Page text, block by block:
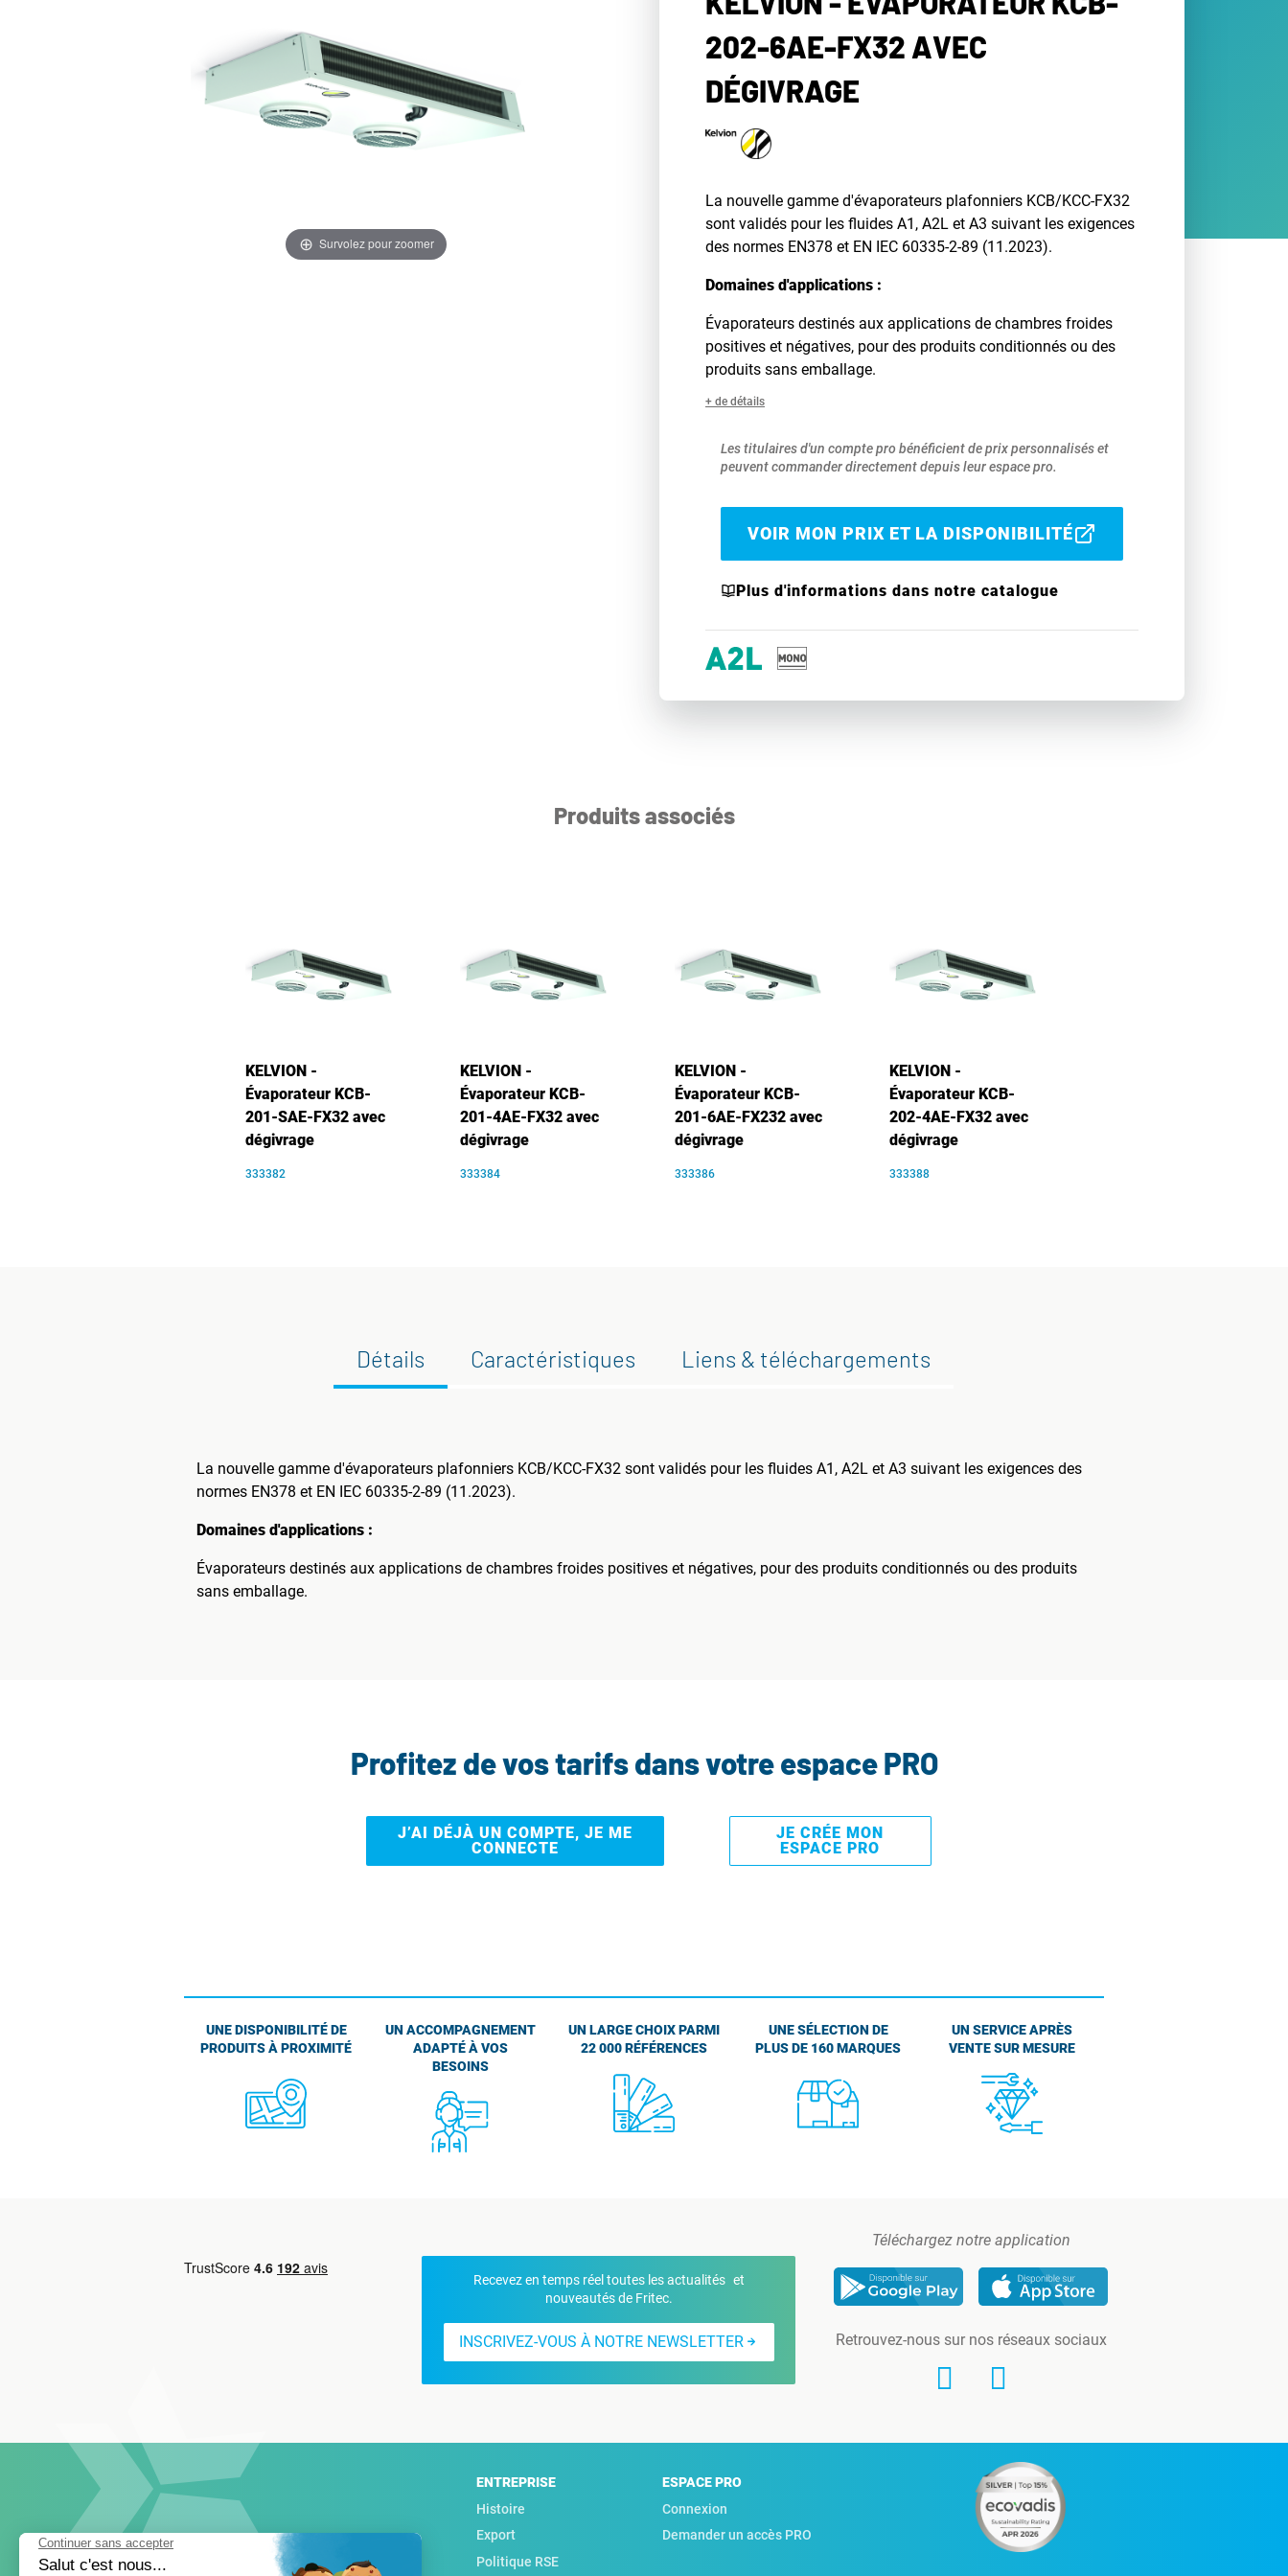
Survolez pour zoomer
202-6AE-FX32 AVEC
DÉGIVRAGE
La nouvelle gamme d'évaporateurs plafonniers KCB/KCC-FX32
sont validés pour les fluides A1, A2L et A3 suivant les exigences
des normes EN378 et EN IEC 60335-2-89 (11.2023).
Domaines d'applications :
Évaporateurs destinés aux applications de chambres froides
positives et négatives, pour des produits conditionnés ou des
produits sans emballage.
+ de détails
Les titulaires d'un compte pro bénéficient de prix personnalisés et
peuvent commander directement depuis leur espace pro.
VOIR MON PRIX ET LA DISPONIBILITÉ
Plus d'informations dans notre catalogue
Produits associés
KELVION -
Évaporateur KCB-
201-SAE-FX32 avec
dégivrage
333382
KELVION -
Évaporateur KCB-
201-4AE-FX32 avec
dégivrage
333384
KELVION -
Évaporateur KCB-
201-6AE-FX232 avec
dégivrage
333386
KELVION -
Évaporateur KCB-
202-4AE-FX32 avec
dégivrage
333388
Détails Caractéristiques Liens & téléchargements
La nouvelle gamme d'évaporateurs plafonniers KCB/KCC-FX32 sont validés pour les fluides A1, A2L et A3 suivant les exigences des
normes EN378 et EN IEC 60335-2-89 (11.2023).
Domaines d'applications :
Évaporateurs destinés aux applications de chambres froides positives et négatives, pour des produits conditionnés ou des produits
sans emballage.
Profitez de vos tarifs dans votre espace PRO
J’AI DÉJÀ UN COMPTE, JE ME
CONNECTE
JE CRÉE MON
ESPACE PRO
UNE DISPONIBILITÉ DE
PRODUITS À PROXIMITÉ
UN ACCOMPAGNEMENT
ADAPTÉ À VOS
BESOINS
UN LARGE CHOIX PARMI
22 000 RÉFÉRENCES
UNE SÉLECTION DE
PLUS DE 160 MARQUES
UN SERVICE APRÈS
VENTE SUR MESURE
Recevez en temps réel toutes les actualités et
nouveautés de Fritec.
INSCRIVEZ-VOUS À NOTRE NEWSLETTER
Téléchargez notre application
Retrouvez-nous sur nos réseaux sociaux
ENTREPRISE
Histoire
Export
Politique RSE
ESPACE PRO
Connexion
Demander un accès PRO